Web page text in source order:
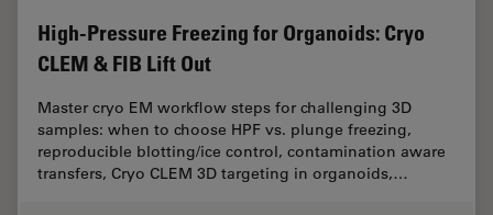
High-Pressure Freezing for Organoids: Cryo
CLEM & FIB Lift Out
Master cryo EM workflow steps for challenging 3D
samples: when to choose HPF vs. plunge freezing,
reproducible blotting/ice control, contamination aware
transfers, Cryo CLEM 3D targeting in organoids,…